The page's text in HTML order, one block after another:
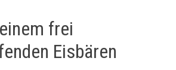
frei
Eisbären